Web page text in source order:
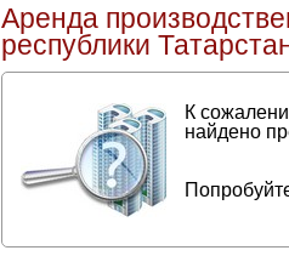
Аренда
республики
К
найдено